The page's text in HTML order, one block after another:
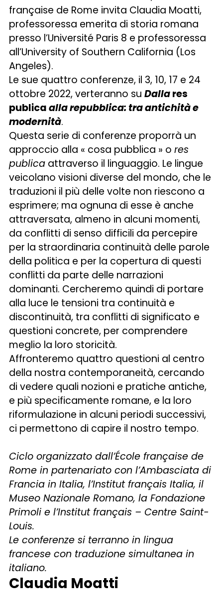
française de Rome invita Claudia Moatti,
professoressa emerita di storia romana
presso l’Université Paris 8 e professoressa
all’University of Southern California (Los
Angeles).
Le sue quattro conferenze, il 3, 10, 17 e 24
ottobre 2022, verteranno suDallares
publicaalla repubblica: tra antichità e
modernità.
Questa serie di conferenze proporrà un
approccio alla « cosa pubblica » ores
publica attraverso il linguaggio. Le lingue
veicolano visioni diverse del mondo, che le
traduzioni il più delle volte non riescono a
esprimere; ma ognuna di esse è anche
attraversata, almeno in alcuni momenti,
da conflitti di senso difficili da percepire
per la straordinaria continuità delle parole
della politica e per la copertura di questi
conflitti da parte delle narrazioni
dominanti. Cercheremo quindi di portare
alla luce le tensioni tra continuità e
discontinuità, tra conflitti di significato e
questioni concrete, per comprendere
meglio la loro storicità.
Affronteremo quattro questioni al centro
della nostra contemporaneità, cercando
di vedere quali nozioni e pratiche antiche,
e più specificamente romane, e la loro
riformulazione in alcuni periodi successivi,
ci permettono di capire il nostro tempo.
Ciclo organizzato dall’École française de
Rome in partenariato con l’Ambasciata di
Francia in Italia, l’Institut français Italia, il
Museo Nazionale Romano, la Fondazione
Primoli e l’Institut français – Centre Saint-
Louis.
Le conferenze si terranno in lingua
francese con traduzione simultanea in
italiano.
Claudia Moatti